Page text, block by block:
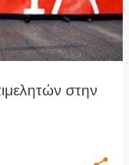
στην